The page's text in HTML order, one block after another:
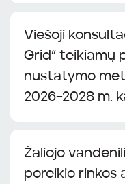
Viešoji
Grid“ teikiamų
nustatymo
2026–2028 m.
Žaliojo
poreikio rinkos